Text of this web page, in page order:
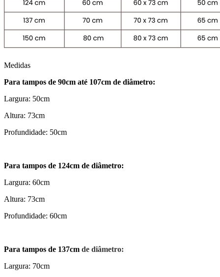
Medidas
Para tampos de 90cm até 107cm de diâmetro:
Largura: 50cm
Altura: 73cm
Profundidade: 50cm
Para tampos de 124cm de diâmetro:
Largura: 60cm
Altura: 73cm
Profundidade: 60cm
Para tampos de 137cm de diâmetro:
Largura: 70cm